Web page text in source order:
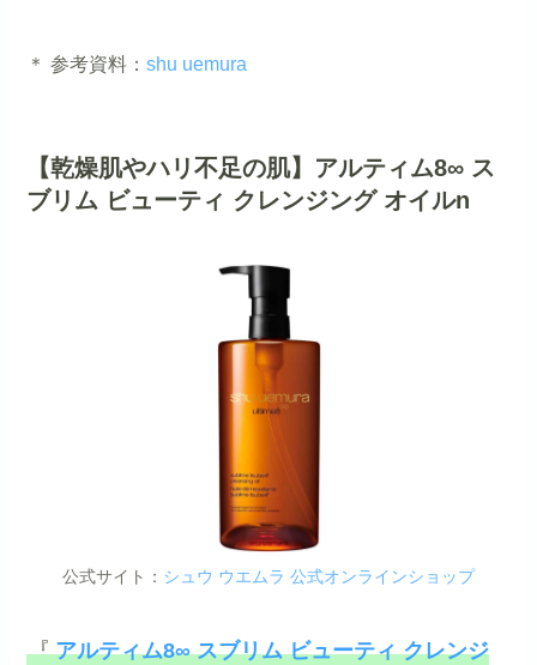
＊ 参考資料：shu uemura
【乾燥肌やハリ不足の肌】アルティム8∞ ス
ブリム ビューティ クレンジング オイルn
公式サイト： シュウ ウエムラ 公式オンラインショップ
『 アルティム8∞ スブリム ビューティ クレンジ